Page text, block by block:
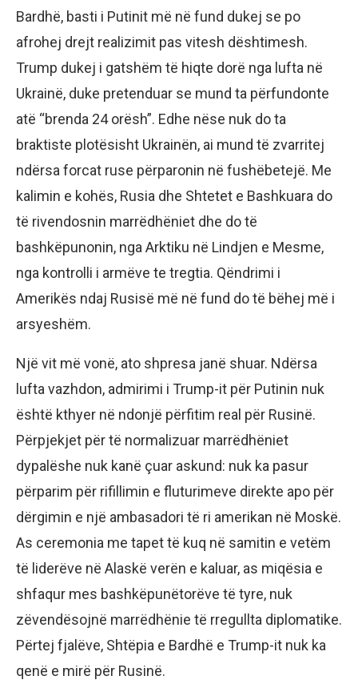
Bardhë, basti i Putinit më në fund dukej se po
afrohej drejt realizimit pas vitesh dështimesh.
Trump dukej i gatshëm të hiqte dorë nga lufta në
Ukrainë, duke pretenduar se mund ta përfundonte
atë “brenda 24 orësh”. Edhe nëse nuk do ta
braktiste plotësisht Ukrainën, ai mund të zvarritej
ndërsa forcat ruse përparonin në fushëbetejë. Me
kalimin e kohës, Rusia dhe Shtetet e Bashkuara do
të rivendosnin marrëdhëniet dhe do të
bashkëpunonin, nga Arktiku në Lindjen e Mesme,
nga kontrolli i armëve te tregtia. Qëndrimi i
Amerikës ndaj Rusisë më në fund do të bëhej më i
arsyeshëm.
Një vit më vonë, ato shpresa janë shuar. Ndërsa
lufta vazhdon, admirimi i Trump-it për Putinin nuk
është kthyer në ndonjë përfitim real për Rusinë.
Përpjekjet për të normalizuar marrëdhëniet
dypalëshe nuk kanë çuar askund: nuk ka pasur
përparim për rifillimin e fluturimeve direkte apo për
dërgimin e një ambasadori të ri amerikan në Moskë.
As ceremonia me tapet të kuq në samitin e vetëm
të liderëve në Alaskë verën e kaluar, as miqësia e
shfaqur mes bashkëpunëtorëve të tyre, nuk
zëvendësojnë marrëdhënie të rregullta diplomatike.
Përtej fjalëve, Shtëpia e Bardhë e Trump-it nuk ka
qenë e mirë për Rusinë.